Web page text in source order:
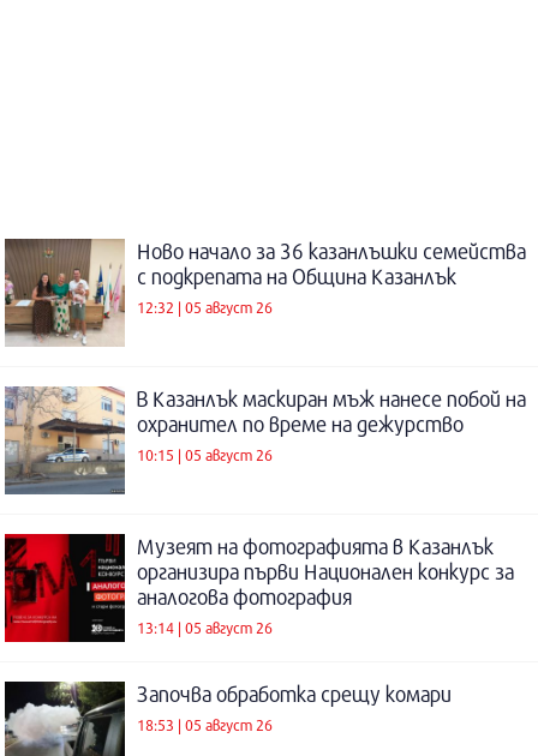
Ново начало за 36 казанлъшки семейства
с подкрепата на Община Казанлък
12:32 | 05 август 26
В Казанлък маскиран мъж нанесе побой на
охранител по време на дежурство
10:15 | 05 август 26
Музеят на фотографията в Казанлък
организира първи Национален конкурс за
аналогова фотография
13:14 | 05 август 26
Започва обработка срещу комари
18:53 | 05 август 26